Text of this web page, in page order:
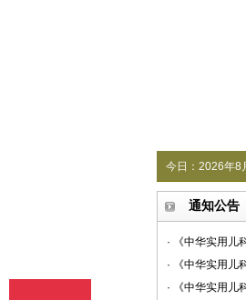
今日： 2026年8
通知公告
· 《中华实用儿
· 《中华实用儿
· 《中华实用儿